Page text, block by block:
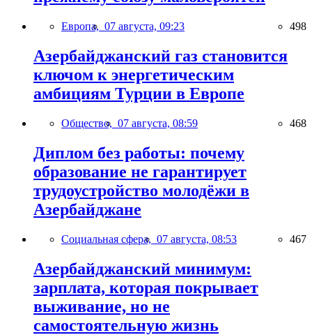
Европа, 07 августа, 09:23 498
Азербайджанский газ становится
ключом к энергетическим
амбициям Турции в Европе
Общество, 07 августа, 08:59 468
Диплом без работы: почему
образование не гарантирует
трудоустройство молодёжи в
Азербайджане
Социальная сфера, 07 августа, 08:53 467
Азербайджанский минимум:
зарплата, которая покрывает
выживание, но не
самостоятельную жизнь